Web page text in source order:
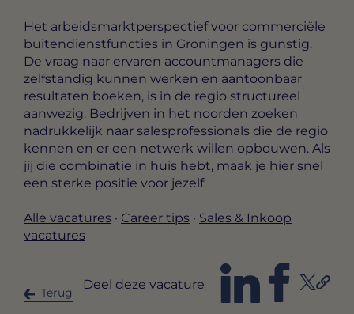
Het arbeidsmarktperspectief voor commerciële
buitendienstfuncties in Groningen is gunstig.
De vraag naar ervaren accountmanagers die
zelfstandig kunnen werken en aantoonbaar
resultaten boeken, is in de regio structureel
aanwezig. Bedrijven in het noorden zoeken
nadrukkelijk naar salesprofessionals die de regio
kennen en er een netwerk willen opbouwen. Als
jij die combinatie in huis hebt, maak je hier snel
een sterke positie voor jezelf.
Alle vacatures · Career tips · Sales & Inkoop
vacatures
Terug
Deel deze vacature